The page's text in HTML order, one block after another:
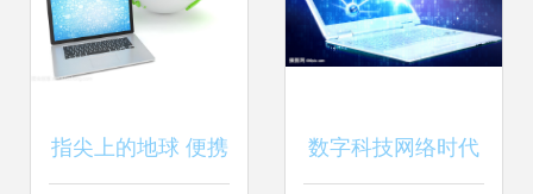
指尖上的地球 便携 数字科技网络时代